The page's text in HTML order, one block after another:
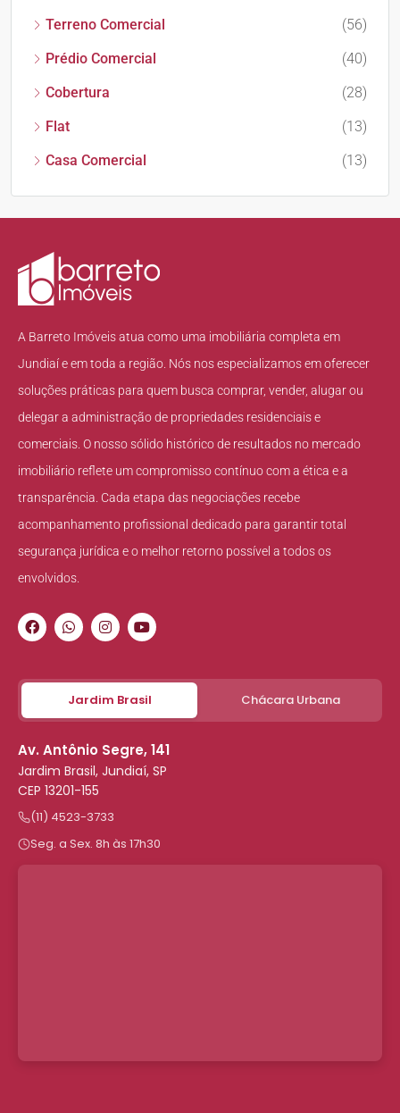
Terreno Comercial
(56)
Prédio Comercial
(40)
Cobertura
(28)
Flat
(13)
Casa Comercial
(13)
A Barreto Imóveis atua como uma imobiliária completa em
Jundiaí e em toda a região. Nós nos especializamos em oferecer
soluções práticas para quem busca comprar, vender, alugar ou
delegar a administração de propriedades residenciais e
comerciais. O nosso sólido histórico de resultados no mercado
imobiliário reflete um compromisso contínuo com a ética e a
transparência. Cada etapa das negociações recebe
acompanhamento profissional dedicado para garantir total
segurança jurídica e o melhor retorno possível a todos os
envolvidos.
Jardim Brasil Chácara Urbana
Av. Antônio Segre, 141
Jardim Brasil, Jundiaí, SP
CEP 13201-155
(11) 4523-3733
Seg. a Sex. 8h às 17h30